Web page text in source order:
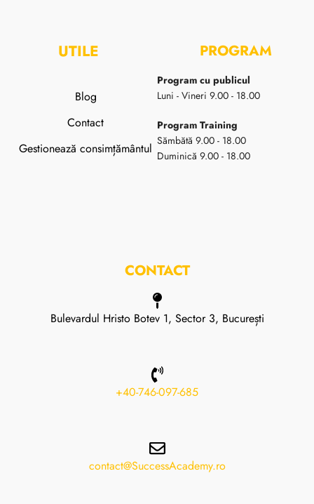
UTILE
Blog
Contact
Gestionează consimțământul
PROGRAM
Program cu publicul
Luni - Vineri 9.00 - 18.00
Program Training
Sămbătă 9.00 - 18.00
Duminică 9.00 - 18.00
CONTACT
Bulevardul Hristo Botev 1, Sector 3, București
+40-746-097-685
contact@SuccessAcademy.ro